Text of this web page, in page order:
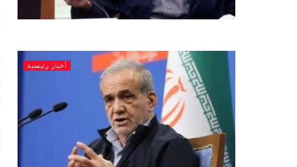
أخبار رئيسية